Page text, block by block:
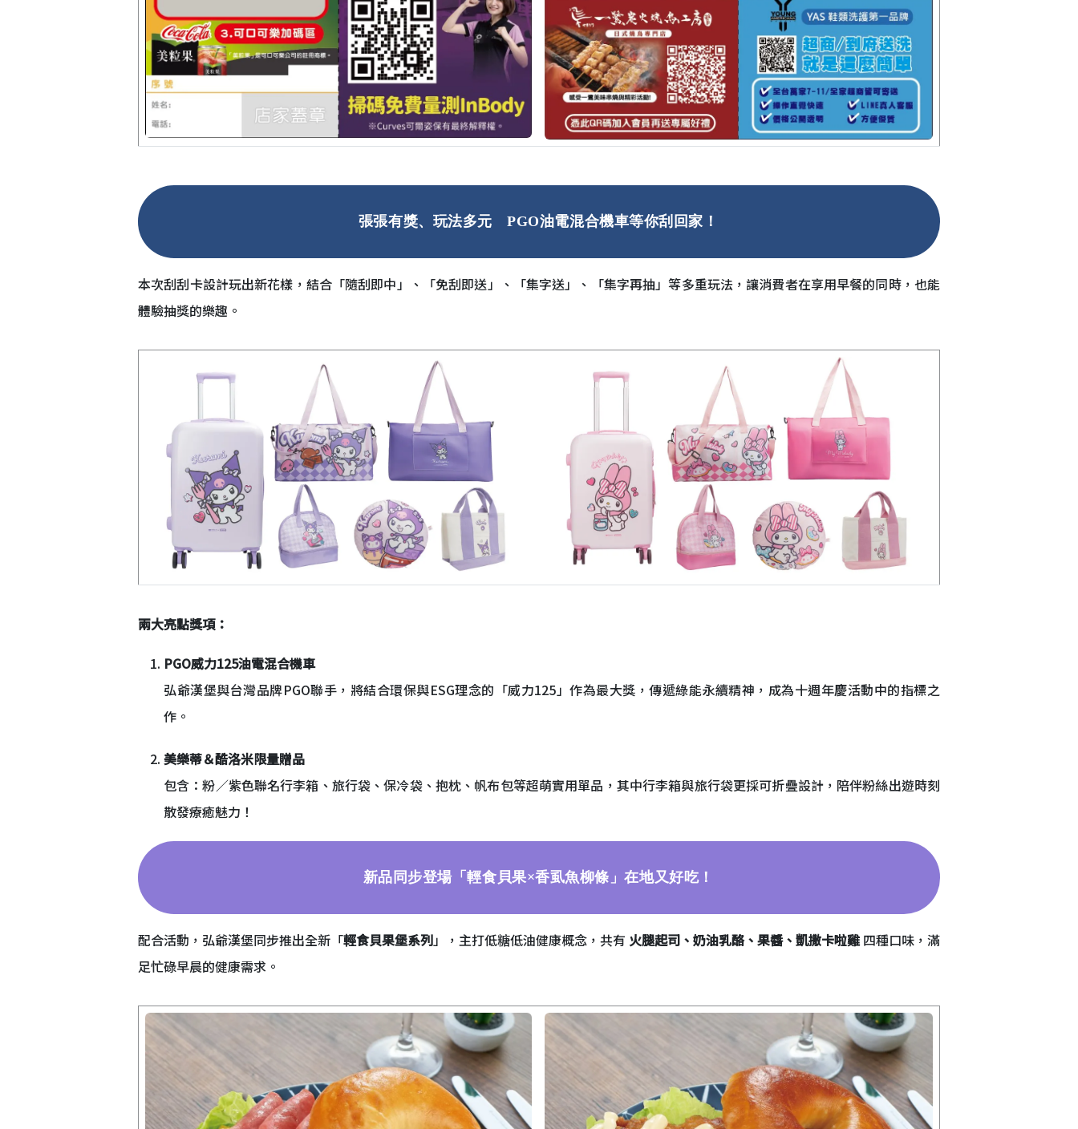
張張有獎、玩法多元 PGO油電混合機車等你刮回家！
本次刮刮卡設計玩出新花樣，結合「隨刮即中」、「免刮即送」、「集字送」、「集字再抽」等多重玩法，讓消費者在享用早餐的同時，也能
體驗抽獎的樂趣。
兩大亮點獎項：
PGO威力125油電混合機車
弘爺漢堡與台灣品牌PGO聯手，將結合環保與ESG理念的「威力125」作為最大獎，傳遞綠能永續精神，成為十週年慶活動中的指標之
作。
美樂蒂＆酷洛米限量贈品
包含：粉／紫色聯名行李箱、旅行袋、保冷袋、抱枕、帆布包等超萌實用單品，其中行李箱與旅行袋更採可折疊設計，陪伴粉絲出遊時刻
散發療癒魅力！
新品同步登場「輕食貝果×香虱魚柳條」在地又好吃！
配合活動，弘爺漢堡同步推出全新「輕食貝果堡系列」，主打低糖低油健康概念，共有 火腿起司、奶油乳酪、果醬、凱撒卡啦雞 四種口味，滿
足忙碌早晨的健康需求。